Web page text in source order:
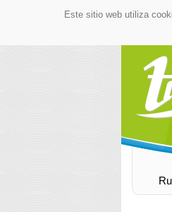
Este sitio web utiliza